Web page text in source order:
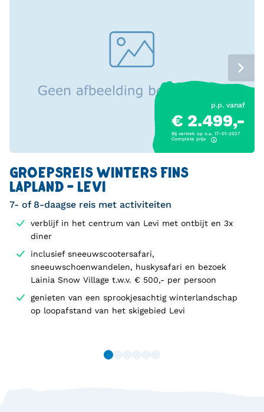
Bij vertrek op o.a. 17-01-2027
Complete prijs
p.p. vanaf
€ 2.499,-
GROEPSREIS WINTERS FINS
LAPLAND - LEVI
7- of 8-daagse reis met activiteiten
verblijf in het centrum van Levi met ontbijt en 3x
diner
inclusief sneeuwscootersafari,
sneeuwschoenwandelen, huskysafari en bezoek
Lainia Snow Village t.w.v. € 500,- per persoon
genieten van een sprookjesachtig winterlandschap
op loopafstand van het skigebied Levi